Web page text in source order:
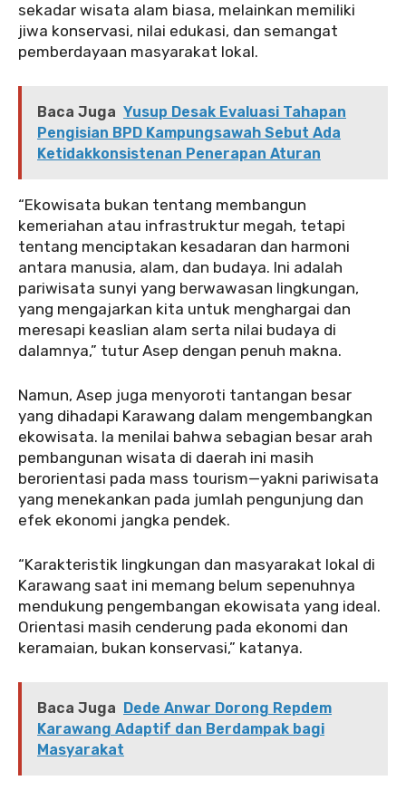
sekadar wisata alam biasa, melainkan memiliki
jiwa konservasi, nilai edukasi, dan semangat
pemberdayaan masyarakat lokal.
Baca Juga Yusup Desak Evaluasi Tahapan
Pengisian BPD Kampungsawah Sebut Ada
Ketidakkonsistenan Penerapan Aturan
“Ekowisata bukan tentang membangun
kemeriahan atau infrastruktur megah, tetapi
tentang menciptakan kesadaran dan harmoni
antara manusia, alam, dan budaya. Ini adalah
pariwisata sunyi yang berwawasan lingkungan,
yang mengajarkan kita untuk menghargai dan
meresapi keaslian alam serta nilai budaya di
dalamnya,” tutur Asep dengan penuh makna.
Namun, Asep juga menyoroti tantangan besar
yang dihadapi Karawang dalam mengembangkan
ekowisata. Ia menilai bahwa sebagian besar arah
pembangunan wisata di daerah ini masih
berorientasi pada mass tourism—yakni pariwisata
yang menekankan pada jumlah pengunjung dan
efek ekonomi jangka pendek.
“Karakteristik lingkungan dan masyarakat lokal di
Karawang saat ini memang belum sepenuhnya
mendukung pengembangan ekowisata yang ideal.
Orientasi masih cenderung pada ekonomi dan
keramaian, bukan konservasi,” katanya.
Baca Juga Dede Anwar Dorong Repdem
Karawang Adaptif dan Berdampak bagi
Masyarakat